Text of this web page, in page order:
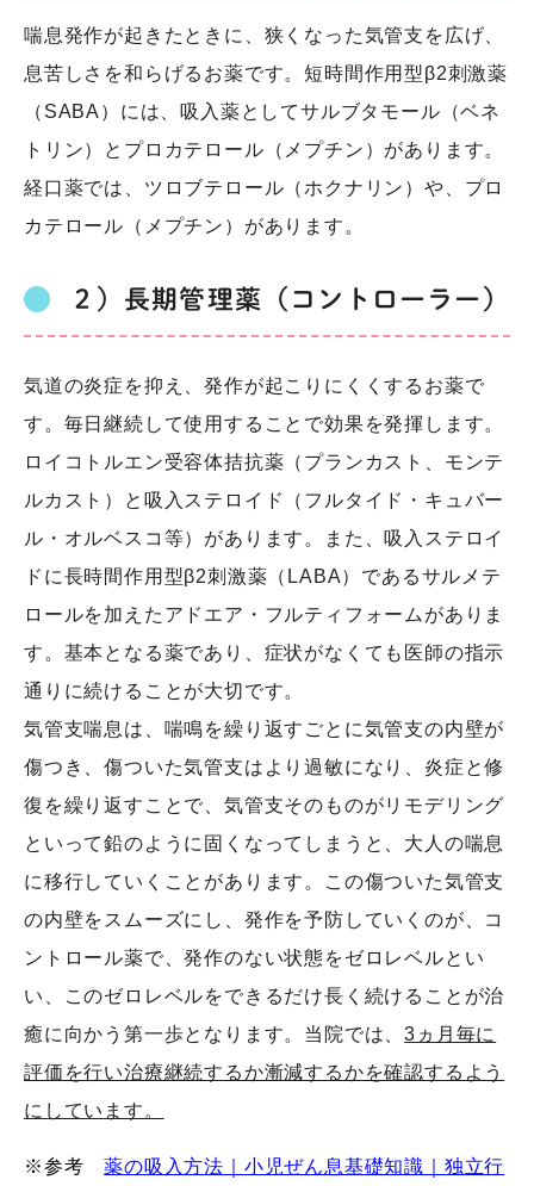
喘息発作が起きたときに、狭くなった気管支を広げ、
息苦しさを和らげるお薬です。短時間作用型β2刺激薬
（SABA）には、吸入薬としてサルブタモール（ベネ
トリン）とプロカテロール（メプチン）があります。
経口薬では、ツロブテロール（ホクナリン）や、プロ
カテロール（メプチン）があります。
２）長期管理薬（コントローラー）
気道の炎症を抑え、発作が起こりにくくするお薬で
す。毎日継続して使用することで効果を発揮します。
ロイコトルエン受容体拮抗薬（プランカスト、モンテ
ルカスト）と吸入ステロイド（フルタイド・キュバー
ル・オルベスコ等）があります。また、吸入ステロイ
ドに長時間作用型β2刺激薬（LABA）であるサルメテ
ロールを加えたアドエア・フルティフォームがありま
す。基本となる薬であり、症状がなくても医師の指示
通りに続けることが大切です。
気管支喘息は、喘鳴を繰り返すごとに気管支の内壁が
傷つき、傷ついた気管支はより過敏になり、炎症と修
復を繰り返すことで、気管支そのものがリモデリング
といって鉛のように固くなってしまうと、大人の喘息
に移行していくことがあります。この傷ついた気管支
の内壁をスムーズにし、発作を予防していくのが、コ
ントロール薬で、発作のない状態をゼロレベルとい
い、このゼロレベルをできるだけ長く続けることが治
癒に向かう第一歩となります。当院では、3ヵ月毎に
評価を行い治療継続するか漸減するかを確認するよう
にしています。
※参考 薬の吸入方法｜小児ぜん息基礎知識｜独立行